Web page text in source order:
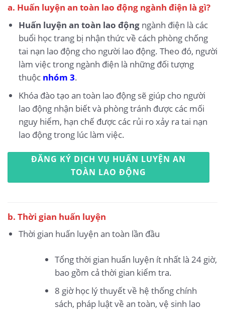
a. Huấn luyện an toàn lao động ngành điện là gì?
Huấn luyện an toàn lao độngngành điện là các
buổi học trang bị nhận thức về cách phòng chống
tai nạn lao động cho người lao động. Theo đó, người
làm việc trong ngành điện là những đối tượng
thuộc nhóm 3.
Khóa đào tạo an toàn lao động sẽ giúp cho người
lao động nhận biết và phòng tránh được các mối
nguy hiểm, hạn chế được các rủi ro xảy ra tai nạn
lao động trong lúc làm việc.
ĐĂNG KÝ DỊCH VỤ HUẤN LUYỆN AN
TOÀN LAO ĐỘNG
b. Thời gian huấn luyện
Thời gian huấn luyện an toàn lần đầu
Tổng thời gian huấn luyện ít nhất là 24 giờ,
bao gồm cả thời gian kiểm tra.
8 giờ học lý thuyết về hệ thống chính
sách, pháp luật về an toàn, vệ sinh lao